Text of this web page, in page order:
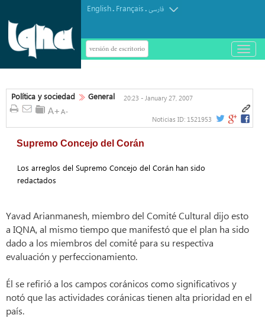
English. Français.فارسی
versión de escritorio
باز
و
Política y sociedad General 20:23 - January 27, 2007
Noticias ID: 1521953
Supremo Concejo del Corán
Los arreglos del Supremo Concejo del Corán han sido
redactados
Yavad Arianmanesh, miembro del Comité Cultural dijo esto
a IQNA, al mismo tiempo que manifestó que el plan ha sido
dado a los miembros del comité para su respectiva
evaluación y perfeccionamiento.
Él se refirió a los campos coránicos como significativos y
notó que las actividades coránicas tienen alta prioridad en el
país.